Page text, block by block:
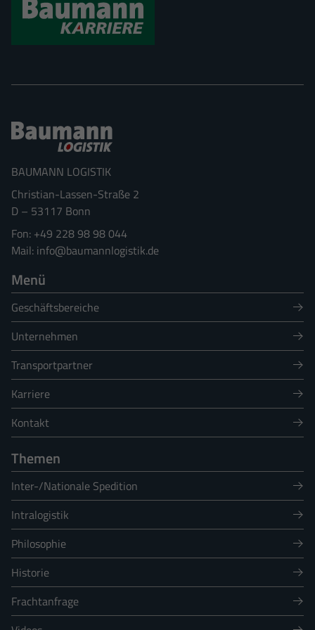
BAUMANN LOGISTIK
Christian-Lassen-Straße 2
D – 53117 Bonn
+49 228 98 98 044
info@baumannlogistik.de
Menü
Geschäftsbereiche
Unternehmen
Transportpartner
Karriere
Kontakt
Themen
Inter-/Nationale Spedition
Intralogistik
Philosophie
Historie
Frachtanfrage